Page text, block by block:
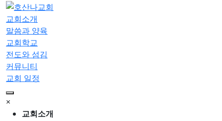
교회소개
말씀과 양육
교회학교
전도와 섬김
커뮤니티
교회 일정
×
교회소개